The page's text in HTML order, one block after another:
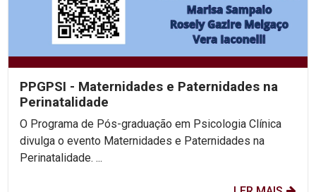
PPGPSI - Maternidades e Paternidades na
Perinatalidade
O Programa de Pós-graduação em Psicologia Clínica
divulga o evento Maternidades e Paternidades na
Perinatalidade. ...